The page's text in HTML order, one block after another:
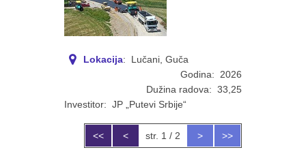
Lokacija: Lučani, Guča
Godina: 2026
Dužina radova: 33,25
Investitor: JP „Putevi Srbije“
<< < >>
>
str. 1 / 2